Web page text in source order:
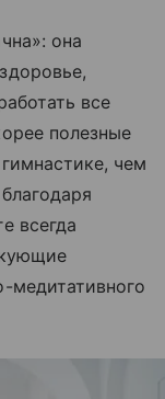
она
все
полезные
чем
всегда
медитативного